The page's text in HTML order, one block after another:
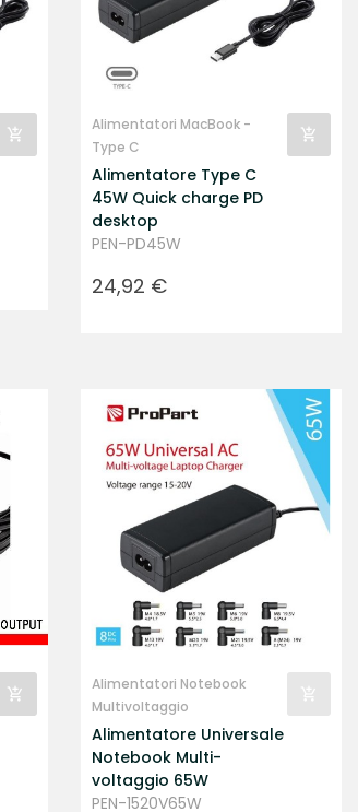
Alimentatori MacBook -
Type C
Alimentatore Type C
45W Quick charge PD
desktop
PEN-PD45W
Prezzo
24,92 €
Alimentatori Notebook
Multivoltaggio
Alimentatore Universale
Notebook Multi-
voltaggio 65W
PEN-1520V65W